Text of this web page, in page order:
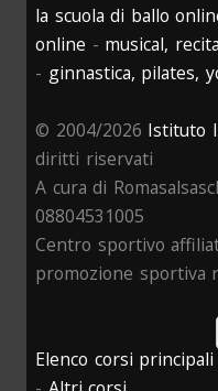
la scuola di ballo
online - musical,
- ginnastica, pilates,
© 2004/2026 Istituto
diritti riservati
A cura di
08804531005
Centro sportivo
promozione sportiva
Elenco corsi principali